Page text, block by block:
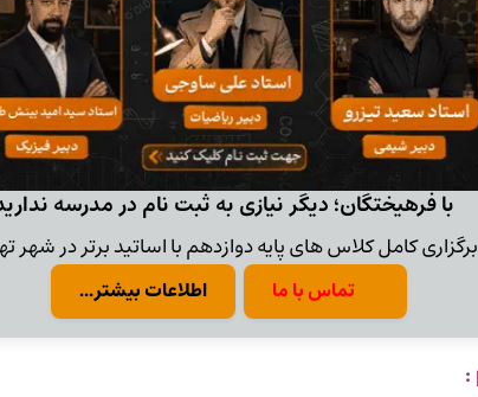
با فرهیختگان؛ دیگر نیازی به ثبت نام در مدرسه
برگزاری کامل کلاس های پایه دوازدهم با اساتید برتر در شهر
تماس با ما اطلاعات بیشتر...